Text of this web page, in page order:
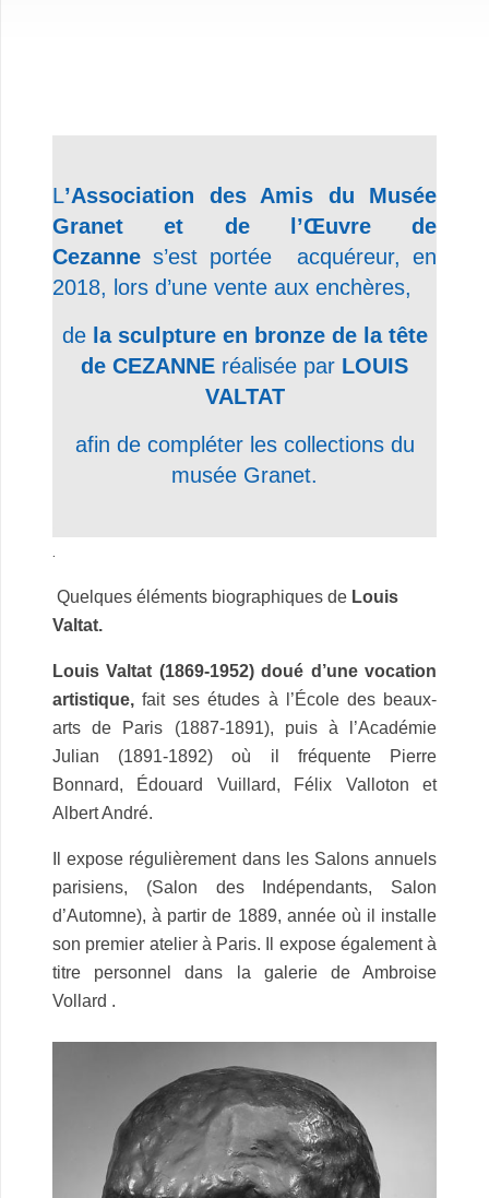
L’Association des Amis du Musée
Granet et de l’Œuvre de
Cezanne s’est portée acquéreur, en
2018, lors d’une vente aux enchères,
dela sculpture en bronze de la tête
de CEZANNE réalisée par LOUIS
VALTAT
afin de compléter les collections du
musée Granet.
.
Quelques éléments biographiques de Louis
Valtat.
Louis Valtat (1869-1952) doué d’une vocation
artistique, fait ses études à l’École des beaux-
arts de Paris (1887-1891), puis à l’Académie
Julian (1891-1892) où il fréquente Pierre
Bonnard, Édouard Vuillard, Félix Valloton et
Albert André.
Il expose régulièrement dans les Salons annuels
parisiens, (Salon des Indépendants, Salon
d’Automne), à partir de 1889, année où il installe
son premier atelier à Paris. Il expose également à
titre personnel dans la galerie de Ambroise
Vollard .